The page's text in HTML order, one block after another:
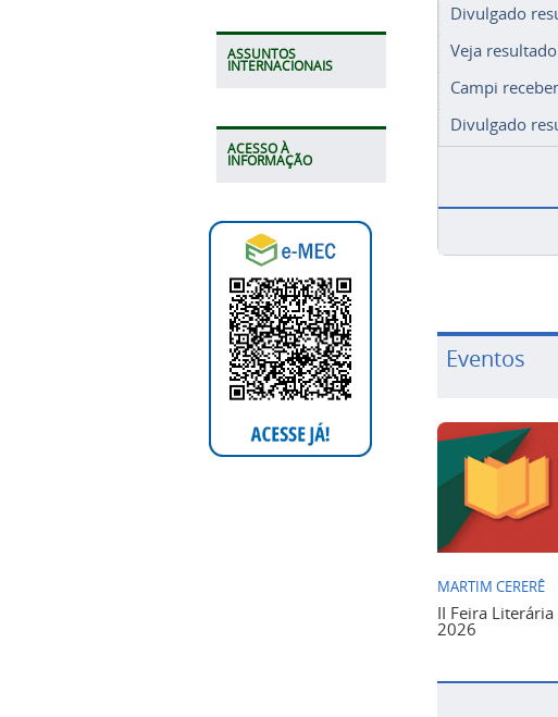
ASSUNTOS
INTERNACIONAIS
ACESSO À
INFORMAÇÃO
Divulgado
Veja
Campi
Divulgado
Eventos
MARTIM CERERÊ
II Feira Literária
2026